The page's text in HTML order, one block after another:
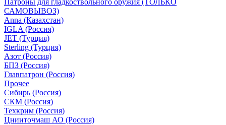
Патроны для гладкоствольного оружия (ТОЛЬКО
САМОВЫВОЗ)
Anna (Казахстан)
IGLA (Россия)
JET (Турция)
Sterling (Турция)
Азот (Россия)
БПЗ (Россия)
Главпатрон (Россия)
Прочее
Сибирь (Россия)
СКМ (Россия)
Техкрим (Россия)
Цнииточмаш АО (Россия)